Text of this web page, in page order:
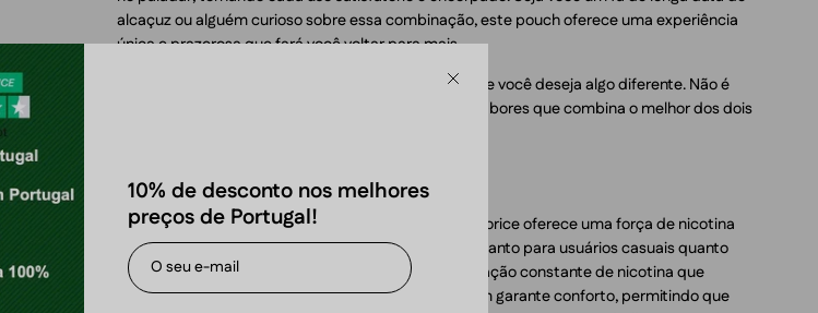
10% de desconto nos melhores
preços de Portugal!
Fechar
alcaçuz ou alguém curioso sobre essa combinação, este pouch oferece uma experiência
única e prazerosa que fará você voltar para mais.
Este sabor é perfeito para aqueles momentos em que você deseja algo diferente. Não é
apenas outro pouch frutado; é uma exploração de sabores que combina o melhor dos dois
Força de Nicotina:
Como um pouch Normal, Après No. 8 Raspberry Liquorice oferece uma força de nicotina
equilibrada, tornando-o ideal para uso diário. É feito tanto para usuários casuais quanto
para os mais experientes, proporcionando uma liberação constante de nicotina que
mantém você engajado ao longo do dia. O design slim garante conforto, permitindo que